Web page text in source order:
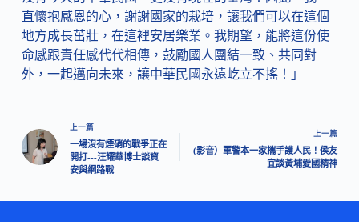
直懷抱感恩的心，謝謝國家的栽培，讓我們可以在這個
地方成長茁壯，在這裡安居樂業。我期望，能將這份使
命感跟責任感代代相傳，鼓勵國人團結一致、共同對
外，一起邁向未來，讓中華民國永遠屹立不搖！」
上一篇
一場沒有煙硝的戰爭正在
開打---汪耀華博士談資
安與網路戰
上一篇
(影音）軍警本一家攜手護人民！侯友
宜談黃埔愛國精神